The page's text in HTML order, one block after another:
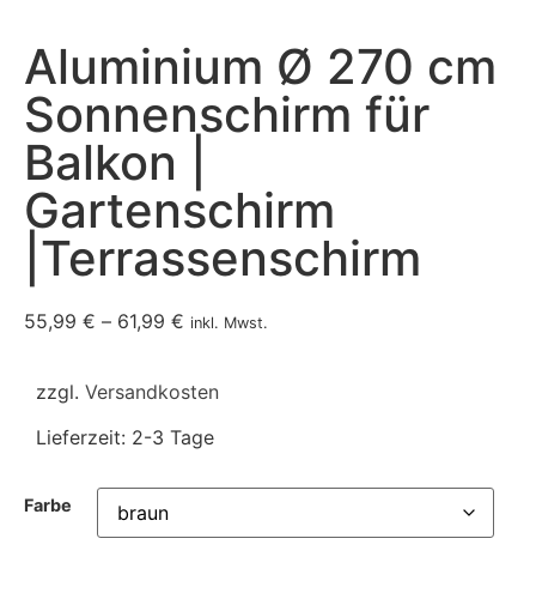
Aluminium Ø 270 cm
Sonnenschirm für
Balkon |
Gartenschirm
|Terrassenschirm
55,99 € – 61,99 € inkl. Mwst.
zzgl. Versandkosten
Lieferzeit: 2-3 Tage
Farbe